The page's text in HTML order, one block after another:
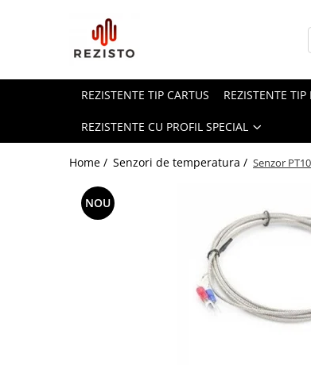
Rezistente cu profil special
Rezistente incalzitoare lichid
Rezistente panou solar
REZISTENTE TIP CARTUS REZISTENTE
REZISTENTE CU PROFIL SPECIAL
Home / Senzori de temperatura / Senzor
NOU